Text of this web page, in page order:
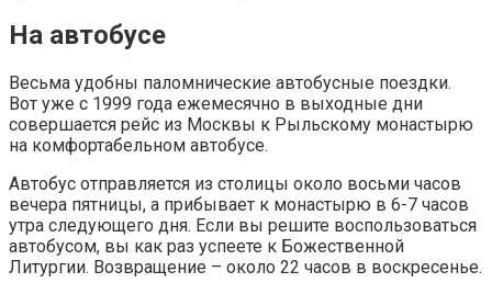
На автобусе
Весьма удобны паломнические автобусные поездки.
Вот уже с 1999 года ежемесячно в выходные дни
совершается рейс из Москвы к Рыльскому монастырю
на комфортабельном автобусе.
Автобус отправляется из столицы около восьми часов
вечера пятницы, а прибывает к монастырю в 6-7 часов
утра следующего дня. Если вы решите воспользоваться
автобусом, вы как раз успеете к Божественной
Литургии. Возвращение – около 22 часов в воскресенье.